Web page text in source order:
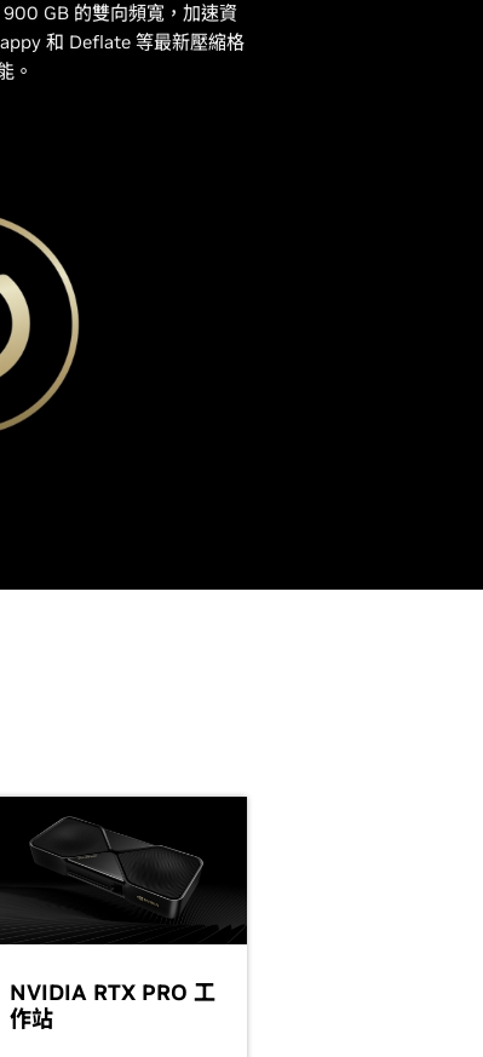
GB 的雙向頻寬，加速資
和 Deflate 等最新壓縮格
。
NVIDIA RTX PRO 工
作站